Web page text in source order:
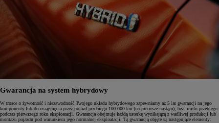
Gwarancja na system hybrydowy
W trosce o żywotność i niezawodność Twojego układu hybrydowego zapewniamy aż 5 lat gwarancji na jego
komponenty lub do osiągnięcia przez pojazd przebiegu 100 000 km (co pierwsze nastąpi), bez limitu przebiegu
podczas pierwszego roku eksploatacji. Gwarancja obejmuje każdą usterkę wynikającą z wadliwej produkcji lub
montażu pojazdu pod warunkiem jego normalnej eksploatacji. Tą gwarancją objęte są następujące elementy: